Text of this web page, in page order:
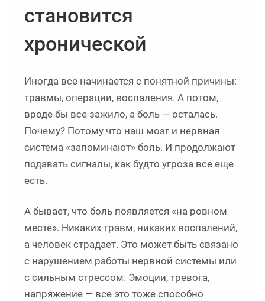
становится
хронической
Иногда все начинается с понятной причины:
травмы, операции, воспаления. А потом,
вроде бы все зажило, а боль — осталась.
Почему? Потому что наш мозг и нервная
система «запоминают» боль. И продолжают
подавать сигналы, как будто угроза все еще
есть.
А бывает, что боль появляется «на ровном
месте». Никаких травм, никаких воспалений,
а человек страдает. Это может быть связано
с нарушением работы нервной системы или
с сильным стрессом. Эмоции, тревога,
напряжение — все это тоже способно